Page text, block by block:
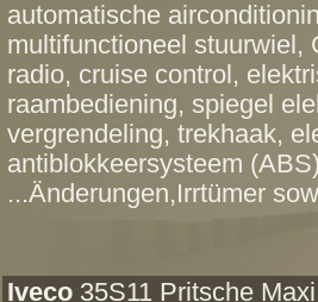
automatische
multifunctioneel stuurwiel,
radio, cruise control,
raambediening, spiegel
vergrendeling, trekhaak,
antiblokkeersysteem
...Änderungen,Irrtümer
Iveco 35S11 Pritsche